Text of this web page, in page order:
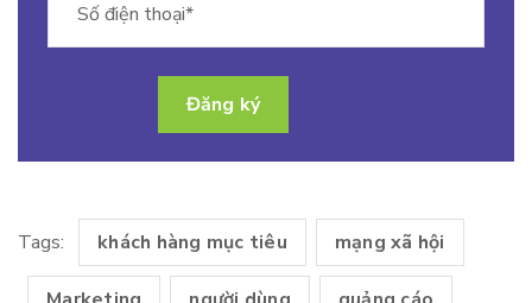
Tags: khách hàng mục tiêu mạng xã hội